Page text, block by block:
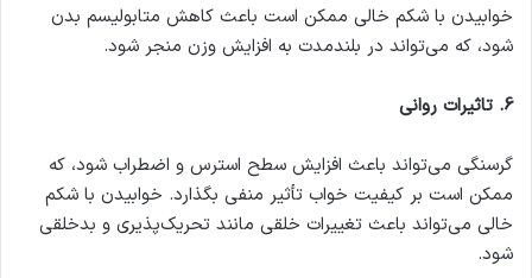
خوابیدن با شکم خالی ممکن است باعث کاهش متابولیسم بدن
شود، که می‌تواند در بلندمدت به افزایش وزن منجر شود.
6
. تاثیرات روانی
گرسنگی می‌تواند باعث افزایش سطح استرس و اضطراب شود، که
ممکن است بر کیفیت خواب تأثیر منفی بگذارد. خوابیدن با شکم
خالی می‌تواند باعث تغییرات خلقی مانند تحریک‌پذیری و بدخلقی
شود.